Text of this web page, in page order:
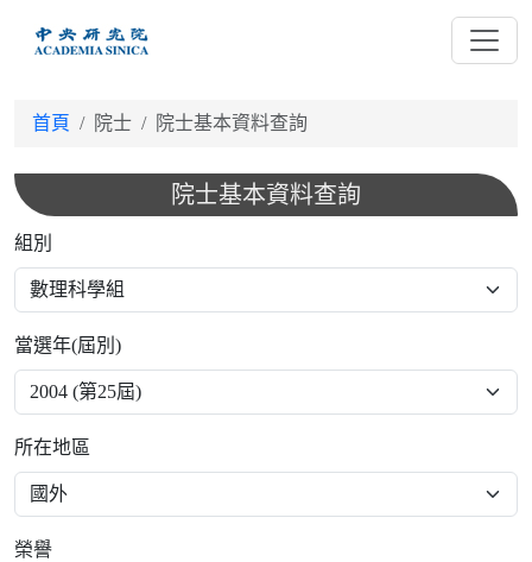
首頁 院士 院士基本資料查詢
院士基本資料查詢
組別
當選年(屆別)
所在地區
榮譽